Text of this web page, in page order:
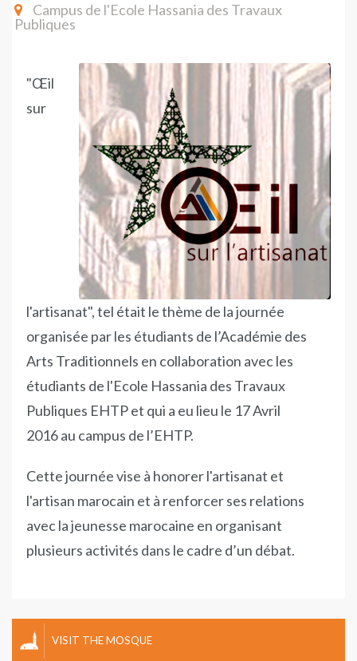
Campus de l'Ecole Hassania des Travaux
Publiques
"Œil
sur
l'artisanat", tel était le thème de la journée
organisée par les étudiants de l’Académie des
Arts Traditionnels en collaboration avec les
étudiants de l'Ecole Hassania des Travaux
Publiques EHTP et qui a eu lieu le 17 Avril
2016 au campus de l’EHTP.
Cette journée vise à honorer l'artisanat et
l'artisan marocain et à renforcer ses relations
avec la jeunesse marocaine en organisant
plusieurs activités dans le cadre d’un débat.
VISIT THE MOSQUE